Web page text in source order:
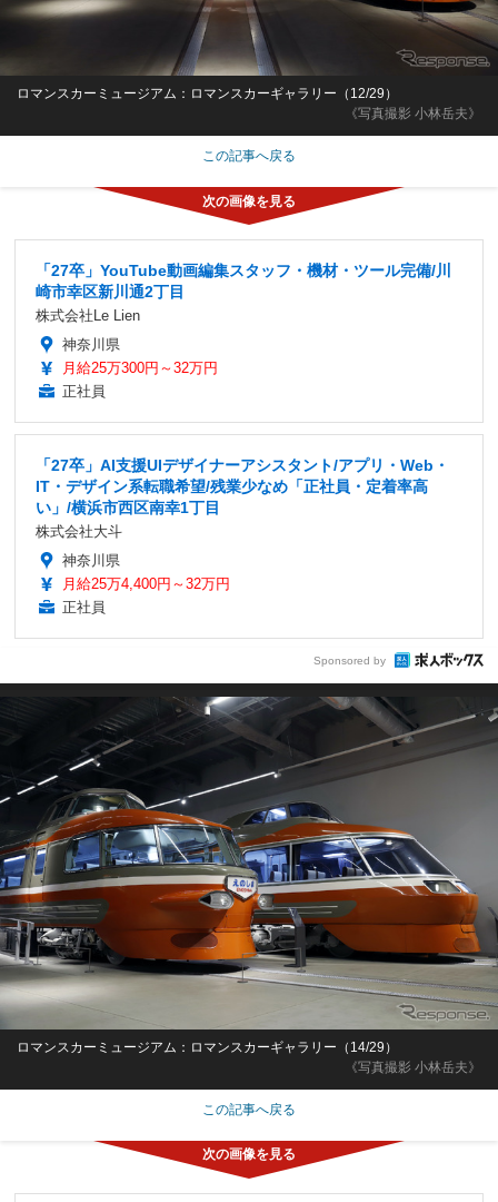
《写真撮影 小林岳夫》
ロマンスカーミュージアム：ロマンスカーギャラリー（12/29）
この記事へ戻る
「27卒」YouTube動画編集スタッフ・機材・ツール完備/川
崎市幸区新川通2丁目
株式会社Le Lien
神奈川県
月給25万300円～32万円
正社員
「27卒」AI支援UIデザイナーアシスタント/アプリ・Web・
IT・デザイン系転職希望/残業少なめ「正社員・定着率高
い」/横浜市西区南幸1丁目
株式会社大斗
神奈川県
月給25万4,400円～32万円
正社員
Sponsored by
《写真撮影 小林岳夫》
ロマンスカーミュージアム：ロマンスカーギャラリー（14/29）
この記事へ戻る